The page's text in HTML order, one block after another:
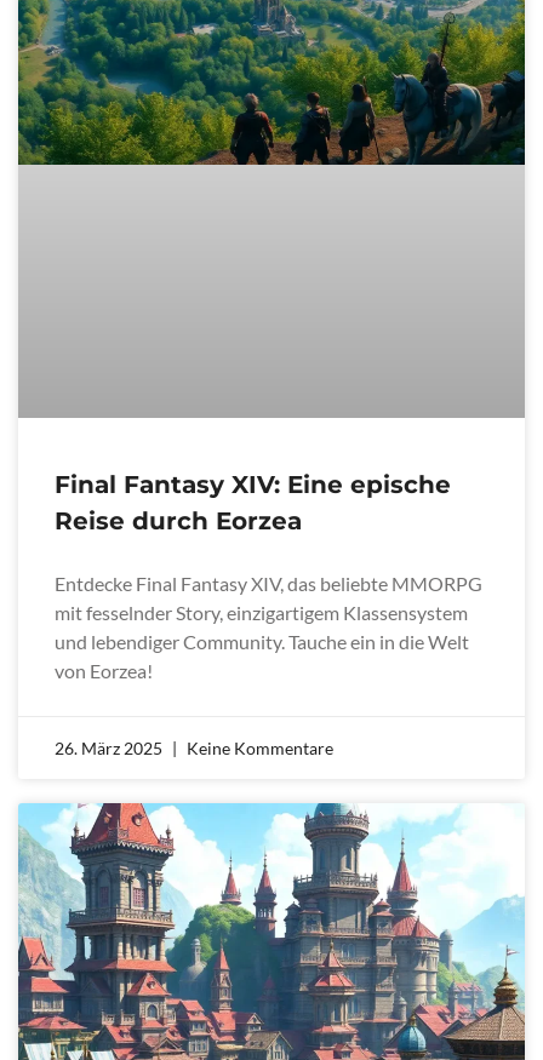
Final Fantasy XIV: Eine epische
Reise durch Eorzea
Entdecke Final Fantasy XIV, das beliebte MMORPG
mit fesselnder Story, einzigartigem Klassensystem
und lebendiger Community. Tauche ein in die Welt
von Eorzea!
26. März 2025 Keine Kommentare